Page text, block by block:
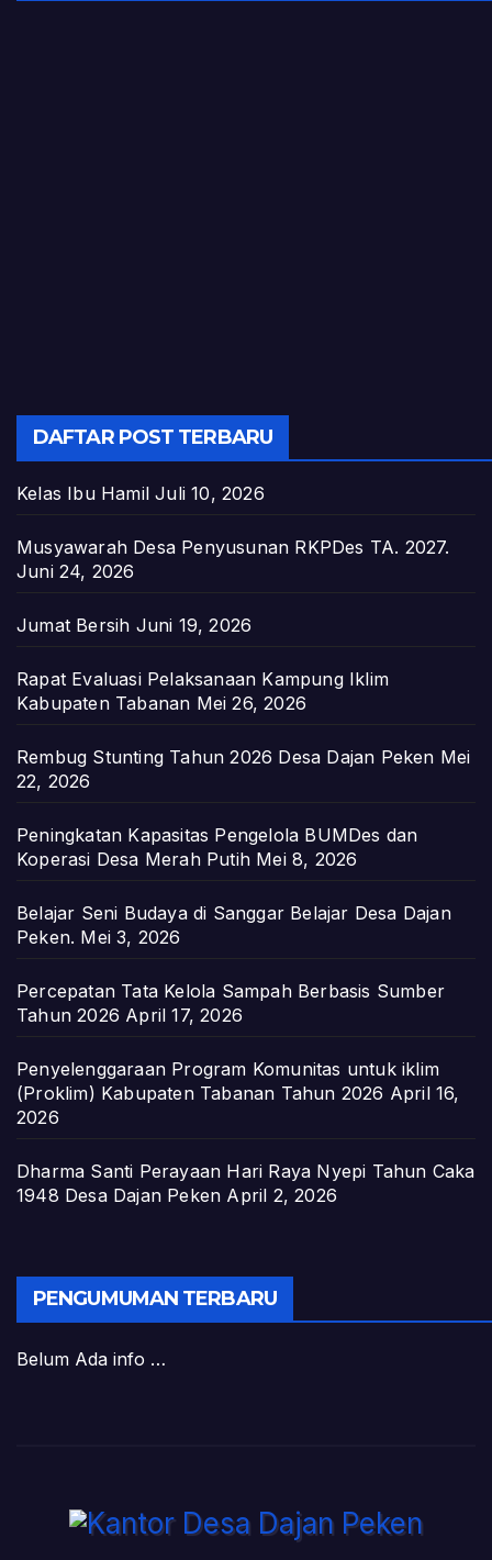
DAFTAR POST TERBARU
Kelas Ibu Hamil Juli 10, 2026
Musyawarah Desa Penyusunan RKPDes TA. 2027.
Juni 24, 2026
Jumat Bersih Juni 19, 2026
Rapat Evaluasi Pelaksanaan Kampung Iklim
Kabupaten Tabanan Mei 26, 2026
Rembug Stunting Tahun 2026 Desa Dajan Peken Mei
22, 2026
Peningkatan Kapasitas Pengelola BUMDes dan
Koperasi Desa Merah Putih Mei 8, 2026
Belajar Seni Budaya di Sanggar Belajar Desa Dajan
Peken. Mei 3, 2026
Percepatan Tata Kelola Sampah Berbasis Sumber
Tahun 2026 April 17, 2026
Penyelenggaraan Program Komunitas untuk iklim
(Proklim) Kabupaten Tabanan Tahun 2026 April 16,
2026
Dharma Santi Perayaan Hari Raya Nyepi Tahun Caka
1948 Desa Dajan Peken April 2, 2026
PENGUMUMAN TERBARU
Belum Ada info …